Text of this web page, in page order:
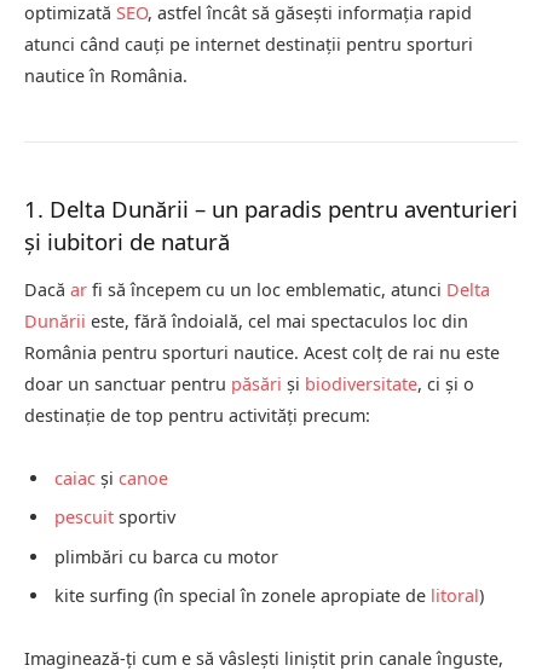
optimizată SEO, astfel încât să găsești informația rapid
atunci când cauți pe internet destinații pentru sporturi
nautice în România.
1. Delta Dunării – un paradis pentru aventurieri
și iubitori de natură
Dacă ar fi să începem cu un loc emblematic, atunci Delta
Dunării este, fără îndoială, cel mai spectaculos loc din
România pentru sporturi nautice. Acest colț de rai nu este
doar un sanctuar pentru păsări și biodiversitate, ci și o
destinație de top pentru activități precum:
caiac și canoe
pescuit sportiv
plimbări cu barca cu motor
kite surfing (în special în zonele apropiate de litoral)
Imaginează-ți cum e să vâslești liniștit prin canale înguste,